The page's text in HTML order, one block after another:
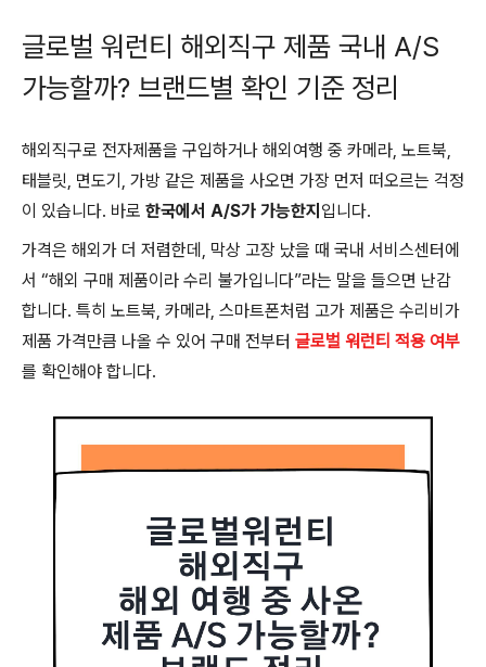
글로벌 워런티 해외직구 제품 국내 A/S
가능할까? 브랜드별 확인 기준 정리
해외직구로 전자제품을 구입하거나 해외여행 중 카메라, 노트북,
태블릿, 면도기, 가방 같은 제품을 사오면 가장 먼저 떠오르는 걱정
이 있습니다. 바로 한국에서 A/S가 가능한지 입니다.
가격은 해외가 더 저렴한데, 막상 고장 났을 때 국내 서비스센터에
서 “해외 구매 제품이라 수리 불가입니다”라는 말을 들으면 난감
합니다. 특히 노트북, 카메라, 스마트폰처럼 고가 제품은 수리비가
제품 가격만큼 나올 수 있어 구매 전부터 글로벌 워런티 적용 여부
를 확인해야 합니다.